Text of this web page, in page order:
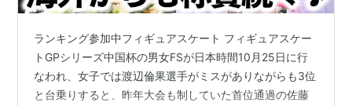
ランキング参加中フィギュアスケート フィギュアスケー
トGPシリーズ中国杯の男女FSが日本時間10月25日に行
なわれ、女子では渡辺倫果選手がミスがありながらも3位
と台乗りすると、昨年大会も制していた首位通過の佐藤